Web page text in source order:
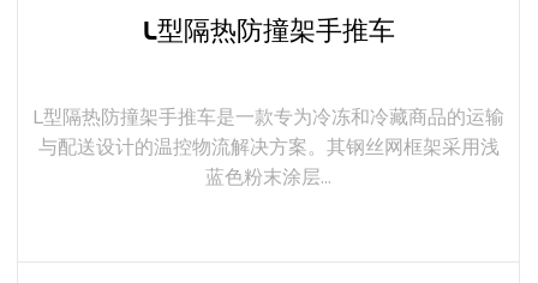
L型隔热防撞架手推车
L型隔热防撞架手推车是一款专为冷冻和冷藏商品的运输
与配送设计的温控物流解决方案。其钢丝网框架采用浅
蓝色粉末涂层...